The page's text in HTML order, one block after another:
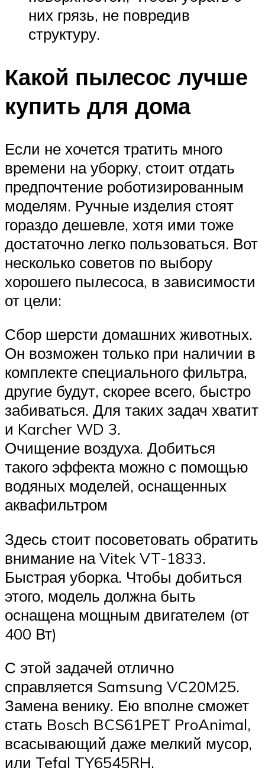
них грязь, не повредив
структуру.
Какой пылесос лучше
купить для дома
Если не хочется тратить много
времени на уборку, стоит отдать
предпочтение роботизированным
моделям. Ручные изделия стоят
гораздо дешевле, хотя ими тоже
достаточно легко пользоваться. Вот
несколько советов по выбору
хорошего пылесоса, в зависимости
от цели:
Сбор шерсти домашних животных.
Он возможен только при наличии в
комплекте специального фильтра,
другие будут, скорее всего, быстро
забиваться. Для таких задач хватит
и Karcher WD 3.
Очищение воздуха. Добиться
такого эффекта можно с помощью
водяных моделей, оснащенных
аквафильтром
Здесь стоит посоветовать обратить
внимание на Vitek VT-1833.
Быстрая уборка. Чтобы добиться
этого, модель должна быть
оснащена мощным двигателем (от
400 Вт)
С этой задачей отлично
справляется Samsung VC20M25.
Замена венику. Ею вполне сможет
стать Bosch BCS61PET ProAnimal,
всасывающий даже мелкий мусор,
или Tefal TY6545RH.